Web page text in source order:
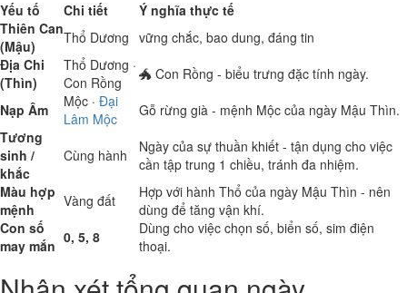
Yếu tố
Chi tiết
Ý nghĩa thực tế
Thiên Can
(Mậu)
Thổ Dương vững chắc, bao dung, đáng tin
Địa Chi
(Thìn)
Thổ Dương ·
Con Rồng
🐲 Con Rồng - biểu trưng đặc tính ngày.
Nạp Âm
Mộc · Đại
Lâm Mộc
Gỗ rừng già - mệnh Mộc của ngày Mậu Thìn.
Tương
sinh /
khắc
Cùng hành
Ngày của sự thuần khiết - tận dụng cho việc
cần tập trung 1 chiều, tránh đa nhiệm.
Màu hợp
mệnh
Vàng đất
Hợp với hành Thổ của ngày Mậu Thìn - nên
dùng để tăng vận khí.
Con số
may mắn 0, 5, 8
Dùng cho việc chọn số, biển số, sim điện
thoại.